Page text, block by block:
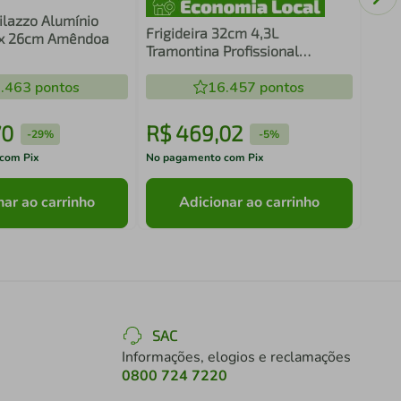
Alumínio
26cm Amêndoa
pontos
-29%
Pix
ao carrinho
Frigideira 32cm 4,3L
Tramontina Profissional
Cerâmico Wok Funda
16.457 pontos
R$ 469,02 -5%
No pagamento com Pix
Adicionar ao carrinho
SAC
Informações, elogios e reclamações
0800 724 7220